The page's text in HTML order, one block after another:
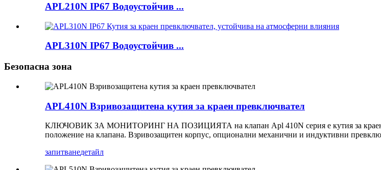
APL210N IP67 Водоустойчив ...
APL310N IP67 Водоустойчив ...
Безопасна зона
APL410N Взривозащитена кутия за краен превключвател
КЛЮЧОВИК ЗА МОНИТОРИНГ НА ПОЗИЦИЯТА на клапан Apl 410N серия е кутия за краен
положение на клапана. Взривозащитен корпус, опционални механични и индуктивни
запитванедетайл